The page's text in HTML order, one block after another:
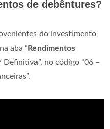
de debêntures?
do investimento
aba “ Rendimentos
no código “06 –